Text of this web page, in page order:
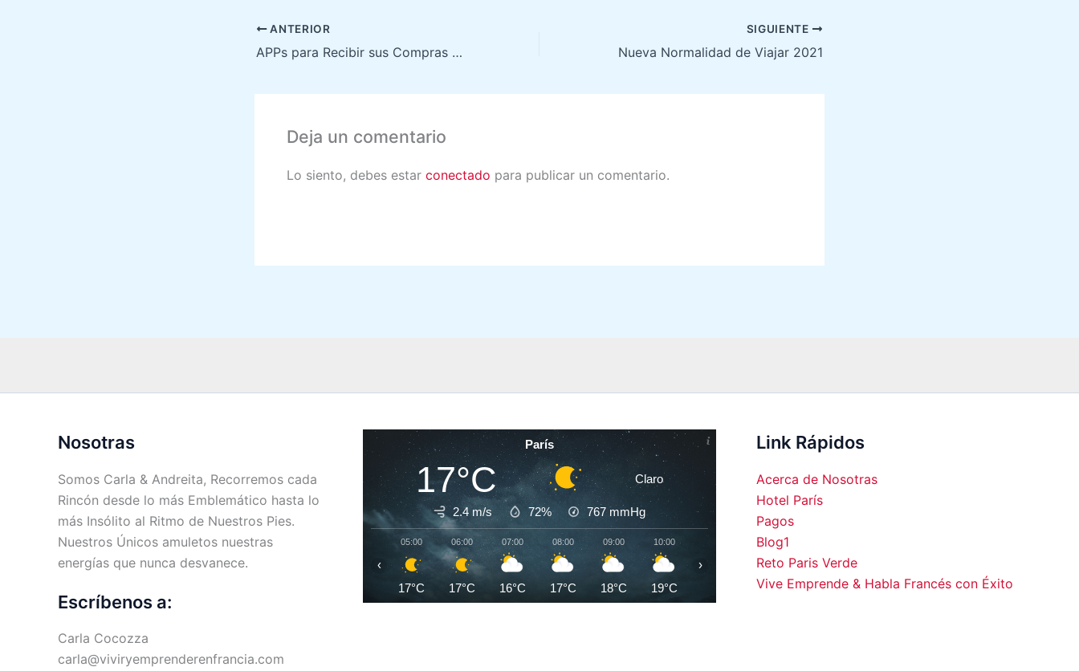
ANTERIOR
APPs para Recibir sus Compras Rápidamente en París
SIGUIENTE
Nueva Normalidad de Viajar 2021
Deja un comentario
Lo siento, debes estar conectado para publicar un comentario.
Nosotras
Somos Carla & Andreita, Recorremos cada
Rincón desde lo más Emblemático hasta lo
más Insólito al Ritmo de Nuestros Pies.
Nuestros Únicos amuletos nuestras
energías que nunca desvanece.
Escríbenos a:
Carla Cocozza
carla@viviryemprenderenfrancia.com
París
17°C Claro
2.4 m/s 72% 767 mmHg
05:00
17°C
06:00
17°C
07:00
16°C
08:00
17°C
09:00
18°C
10:00
19°C
12:00
22°C 23°C 24°C 25°C 25°C 25°C
‹ ›
Link Rápidos
Acerca de Nosotras
Hotel París
Pagos
Blog1
Reto Paris Verde
Vive Emprende & Habla Francés con Éxito